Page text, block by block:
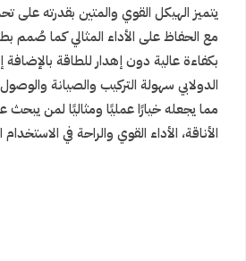
يتميز الهيكل القوي والمتين بقدرته على
مع الحفاظ على الأداء المثالي كما صُمم
بكفاءة عالية دون إهدار للطاقة
الدولابي سهولة التركيب والصيانة
مما يجعله خيارًا عمليًا ومثاليًا لمن
الأناقة، الأداء القوي والراحة في